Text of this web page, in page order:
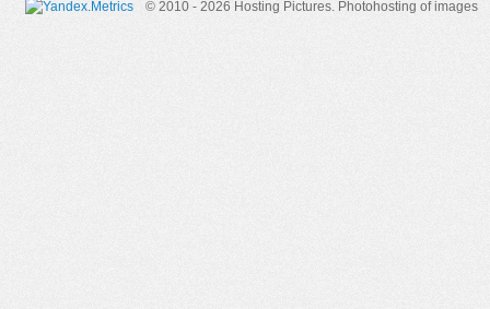
© 2010 - 2026 Hosting Pictures. Photohosting of images